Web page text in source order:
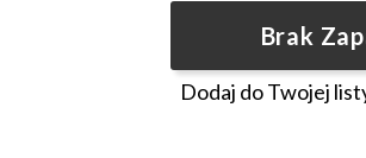
Brak
Dodaj do Twojej